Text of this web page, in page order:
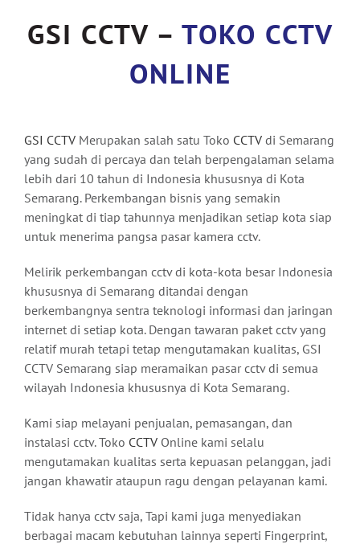
GSI CCTV – TOKO CCTV
ONLINE
GSI CCTV Merupakan salah satu Toko CCTV di Semarang
yang sudah di percaya dan telah berpengalaman selama
lebih dari 10 tahun di Indonesia khususnya di Kota
Semarang. Perkembangan bisnis yang semakin
meningkat di tiap tahunnya menjadikan setiap kota siap
untuk menerima pangsa pasar kamera cctv.
Melirik perkembangan cctv di kota-kota besar Indonesia
khususnya di Semarang ditandai dengan
berkembangnya sentra teknologi informasi dan jaringan
internet di setiap kota. Dengan tawaran paket cctv yang
relatif murah tetapi tetap mengutamakan kualitas, GSI
CCTV Semarang siap meramaikan pasar cctv di semua
wilayah Indonesia khususnya di Kota Semarang.
Kami siap melayani penjualan, pemasangan, dan
instalasi cctv. Toko CCTV Online kami selalu
mengutamakan kualitas serta kepuasan pelanggan, jadi
jangan khawatir ataupun ragu dengan pelayanan kami.
Tidak hanya cctv saja, Tapi kami juga menyediakan
berbagai macam kebutuhan lainnya seperti Fingerprint,